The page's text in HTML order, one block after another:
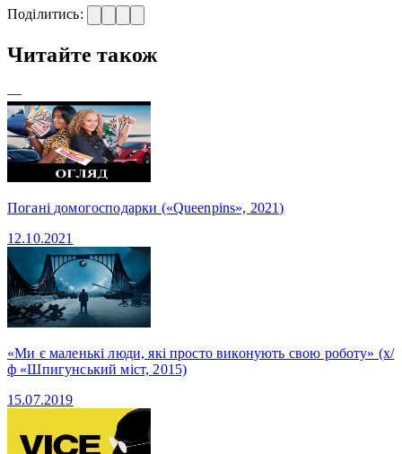
Поділитись:
Читайте також
—
Погані домогосподарки («Queenpins», 2021)
12.10.2021
«Ми є маленькі люди, які просто виконують свою роботу» (х/
ф «Шпигунський міст, 2015)
15.07.2019